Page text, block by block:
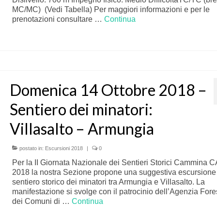
MC/MC) (Vedi Tabella) Per maggiori informazioni e per le
prenotazioni consultare … Continua
Domenica 14 Ottobre 2018 –
Sentiero dei minatori:
Villasalto – Armungia
postato in: Escursioni 2018 0
Per la II Giornata Nazionale dei Sentieri Storici Cammina
2018 la nostra Sezione propone una suggestiva
sentiero storico dei minatori tra Armungia e Villasalto. La
manifestazione si svolge con il patrocinio dell’Agenzia
dei Comuni di … Continua